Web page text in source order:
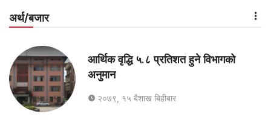
अर्थ/बजार
आर्थिक वृद्धि ५.८ प्रतिशत हुने विभागको
अनुमान
२०७९, १५ बैशाख बिहीबार